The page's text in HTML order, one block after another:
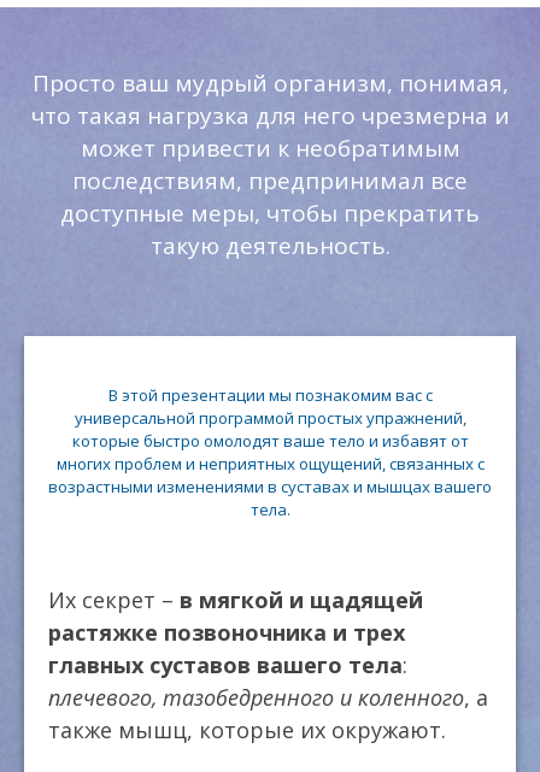
Просто ваш мудрый организм, понимая,
что такая нагрузка для него чрезмерна и
может привести к необратимым
последствиям, предпринимал все
доступные меры, чтобы прекратить
такую деятельность.
В этой презентации мы познакомим вас с
универсальной программой простых упражнений,
которые быстро омолодят ваше тело и избавят от
многих проблем и неприятных ощущений, связанных с
возрастными изменениями в суставах и мышцах вашего
тела.
Их секрет – в мягкой и щадящей
растяжке позвоночника и трех
главных суставов вашего тела:
плечевого, тазобедренного и коленного, а
также мышц, которые их окружают.